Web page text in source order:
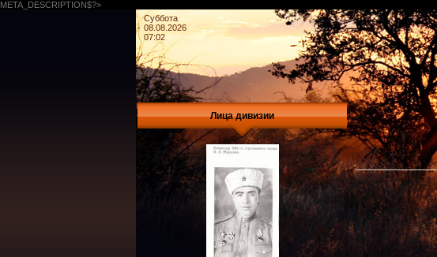
META_DESCRIPTION$?>
Суббота
08.08.2026
07:02
Лица дивизии